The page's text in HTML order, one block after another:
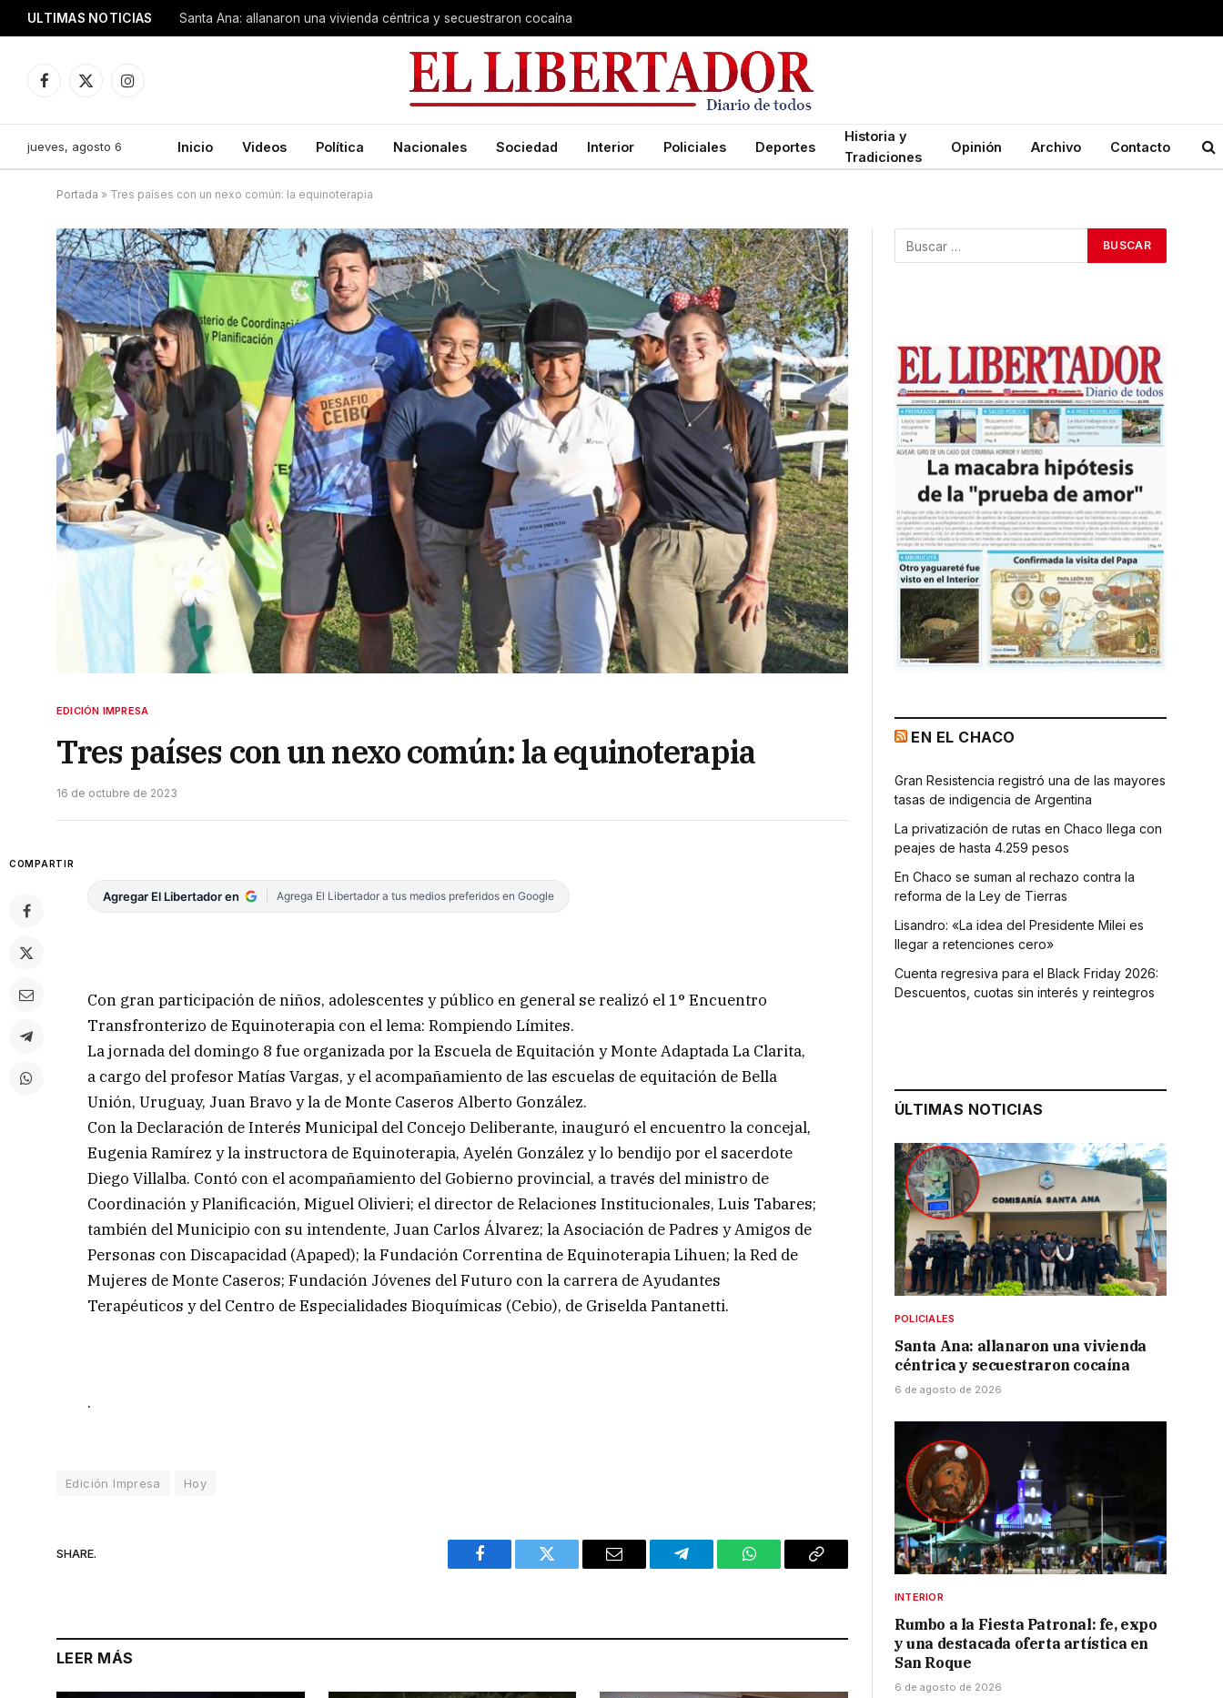
ULTIMAS NOTICIAS Santa Ana: allanaron una vivienda céntrica y secuestraron cocaína
Facebook
X
Instagram
jueves, agosto 6 Inicio Videos Política Nacionales Sociedad Interior Policiales Deportes
Historia y
Tradiciones
Opinión Archivo Contacto
Portada » Tres países con un nexo común: la equinoterapia
EDICIÓN IMPRESA
Tres países con un nexo común: la equinoterapia
16 de octubre de 2023
COMPARTIR
Agregar El Libertador en Agrega El Libertador a tus medios preferidos en Google
Con gran participación de niños, adolescentes y público en general se realizó el 1° Encuentro
Transfronterizo de Equinoterapia con el lema: Rompiendo Límites.
La jornada del domingo 8 fue organizada por la Escuela de Equitación y Monte Adaptada La Clarita,
a cargo del profesor Matías Vargas, y el acompañamiento de las escuelas de equitación de Bella
Unión, Uruguay, Juan Bravo y la de Monte Caseros Alberto González.
Con la Declaración de Interés Municipal del Concejo Deliberante, inauguró el encuentro la concejal,
Eugenia Ramírez y la instructora de Equinoterapia, Ayelén González y lo bendijo por el sacerdote
Diego Villalba. Contó con el acompañamiento del Gobierno provincial, a través del ministro de
Coordinación y Planificación, Miguel Olivieri; el director de Relaciones Institucionales, Luis Tabares;
también del Municipio con su intendente, Juan Carlos Álvarez; la Asociación de Padres y Amigos de
Personas con Discapacidad (Apaped); la Fundación Correntina de Equinoterapia Lihuen; la Red de
Mujeres de Monte Caseros; Fundación Jóvenes del Futuro con la carrera de Ayudantes
Terapéuticos y del Centro de Especialidades Bioquímicas (Cebio), de Griselda Pantanetti.
.
Edición Impresa Hoy
SHARE.
Facebook Twitter Email Telegram WhatsAppCopy
LEER MÁS
EN EL CHACO
Gran Resistencia registró una de las mayores
tasas de indigencia de Argentina
La privatización de rutas en Chaco llega con
peajes de hasta 4.259 pesos
En Chaco se suman al rechazo contra la
reforma de la Ley de Tierras
Lisandro: «La idea del Presidente Milei es
llegar a retenciones cero»
Cuenta regresiva para el Black Friday 2026:
Descuentos, cuotas sin interés y reintegros
ÚLTIMAS NOTICIAS
POLICIALES
Santa Ana: allanaron una vivienda
céntrica y secuestraron cocaína
6 de agosto de 2026
INTERIOR
Rumbo a la Fiesta Patronal: fe, expo
y una destacada oferta artística en
San Roque
6 de agosto de 2026